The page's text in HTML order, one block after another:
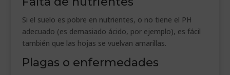
Si el suelo es pobre en nutrientes, o no tiene el PH
adecuado (es demasiado ácido, por ejemplo), es fácil
también que las hojas se vuelvan amarillas.
Plagas o enfermedades